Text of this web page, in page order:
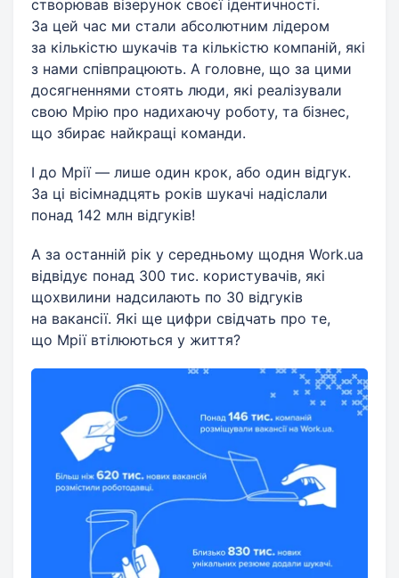
створював візерунок своєї ідентичності.
За цей час ми стали абсолютним лідером
за кількістю шукачів та кількістю компаній, які
з нами співпрацюють. А головне, що за цими
досягненнями стоять люди, які реалізували
свою Мрію про надихаючу роботу, та бізнес,
що збирає найкращі команди.
І до Мрії — лише один крок, або один відгук.
За ці вісімнадцять років шукачі надіслали
понад 142 млн відгуків!
А за останній рік у середньому щодня Work.ua
відвідує понад 300 тис. користувачів, які
щохвилини надсилають по 30 відгуків
на вакансії. Які ще цифри свідчать про те,
що Мрії втілюються у життя?